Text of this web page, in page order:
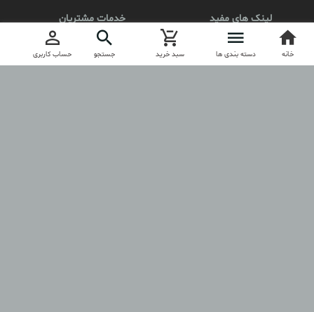
لینک های مفید
محصولات
ثبت نام
خدمات مشتریان
کد مرسوله
خانه دسته بندی ها سبد خرید جستجو حساب کاربری